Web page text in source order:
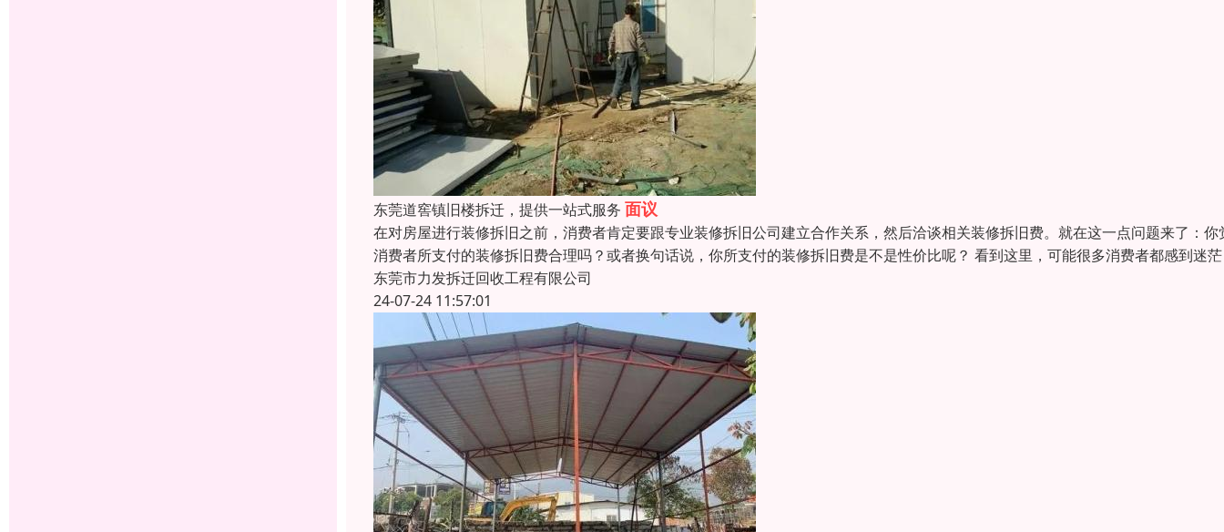
东莞道窖镇旧楼拆迁，提供一站式服务 面议
在对房屋进行装修拆旧之前，消费者肯定要跟专业装修拆旧公司建立合作关系，然后洽谈相关装修拆旧费。就在这一点问题来了：你
消费者所支付的装修拆旧费合理吗？或者换句话说，你所支付的装修拆旧费是不是性价比呢？ 看到这里，可能很多消费者都感到迷
东莞市力发拆迁回收工程有限公司
24-07-24 11:57:01